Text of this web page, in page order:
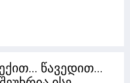
წავედით...